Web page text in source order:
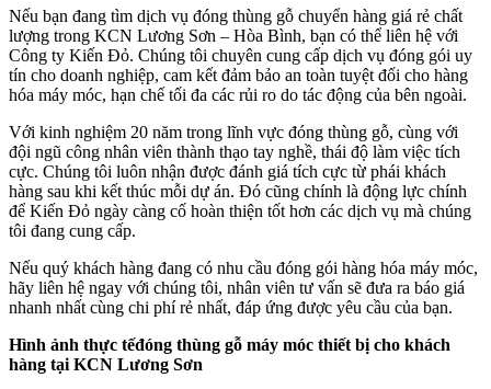
Nếu bạn đang tìm dịch vụ đóng thùng gỗ chuyển hàng giá rẻ chất
lượng trong KCN Lương Sơn – Hòa Bình, bạn có thể liên hệ với
Công ty Kiến Đỏ. Chúng tôi chuyên cung cấp dịch vụ đóng gói uy
tín cho doanh nghiệp, cam kết đảm bảo an toàn tuyệt đối cho hàng
hóa máy móc, hạn chế tối đa các rủi ro do tác động của bên ngoài.
Với kinh nghiệm 20 năm trong lĩnh vực đóng thùng gỗ, cùng với
đội ngũ công nhân viên thành thạo tay nghề, thái độ làm việc tích
cực. Chúng tôi luôn nhận được đánh giá tích cực từ phái khách
hàng sau khi kết thúc mỗi dự án. Đó cũng chính là động lực chính
để Kiến Đỏ ngày càng cố hoàn thiện tốt hơn các dịch vụ mà chúng
tôi đang cung cấp.
Nếu quý khách hàng đang có nhu cầu đóng gói hàng hóa máy móc,
hãy liên hệ ngay với chúng tôi, nhân viên tư vấn sẽ đưa ra báo giá
nhanh nhất cùng chi phí rẻ nhất, đáp ứng được yêu cầu của bạn.
Hình ảnh thực tếđóng thùng gỗ máy móc thiết bị cho khách
hàng tại KCN Lương Sơn